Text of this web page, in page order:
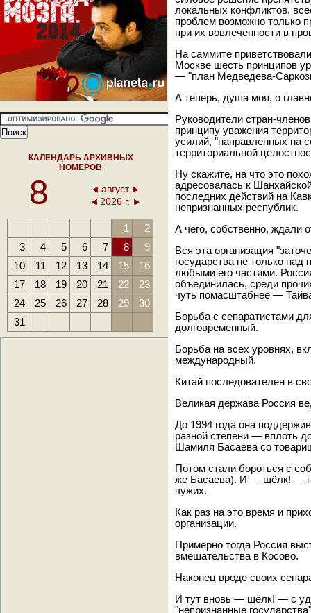
КАЛЕНДАРЬ АРХИВНЫХ
НОМЕРОВ
8
август
2026 г.
1
2
3
4 5 6 7 8
9
10
11 12 13 14 15
16
17
18 19 20 21 22
23
24
25 26 27 28 29
30
31
локальных конфликтов,
проблем возможно только
при их вовлеченности в
На саммите
Москве шесть принципов
— "план Медведева-
А теперь, душа моя, о
Руководители стран-
принципу уважения
усилий, "направленных на
территориальной
Ну скажите, на что это
адресовалась к
последних действий на
непризнанных республик.
А чего, собственно, ждали
Вся эта организация
государства не только
любыми его частями.
объединилась, среди
чуть помасштабнее —
Борьба с сепаратистами
долговременный.
Борьба на всех уровнях,
международный.
Китай последователен в
Великая держава Россия
До 1994 года она
разной степени — вплоть
Шамиля Басаева со
Потом стали бороться с
же Басаева). И — щёлк! —
чужих.
Как раз на это время и
организации.
Примерно тогда Россия
вмешательства в Косово.
Наконец вроде своих
И тут вновь — щёлк! — с
"непризнанные